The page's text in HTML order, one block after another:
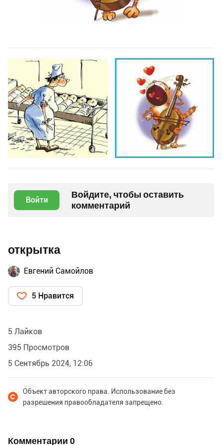
Войти
Войдите, чтобы оставить
комментарий
открытка
Евгений Самойлов
5 Нравится
5 Лайков
395 Просмотров
5 Сентябрь 2024, 12:06
Объект авторского права. Использование без
разрешения правообладателя запрещено.
Комментарии 0